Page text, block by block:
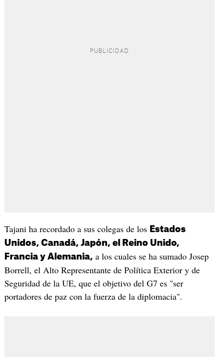
Tajani ha recordado a sus colegas de los Estados
Unidos, Canadá, Japón, el Reino Unido,
Francia y Alemania, a los cuales se ha sumado Josep
Borrell, el Alto Representante de Política Exterior y de
Seguridad de la UE, que el objetivo del G7 es "ser
portadores de paz con la fuerza de la diplomacia".